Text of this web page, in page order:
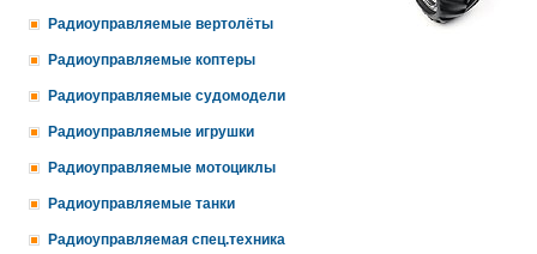
Радиоуправляемые вертолёты
Радиоуправляемые коптеры
Радиоуправляемые судомодели
Радиоуправляемые игрушки
Радиоуправляемые мотоциклы
Радиоуправляемые танки
Радиоуправляемая спец.техника